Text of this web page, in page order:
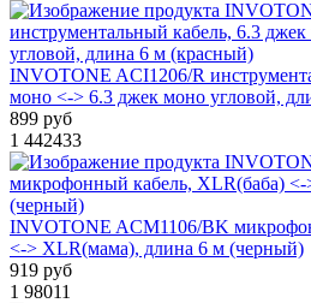
INVOTONE ACI1206/R
моно <-> 6.3 джек моно угловой,
899 руб
1 442433
INVOTONE ACM1106/BK
<-> XLR(мама), длина 6 м (черный)
919 руб
1 98011